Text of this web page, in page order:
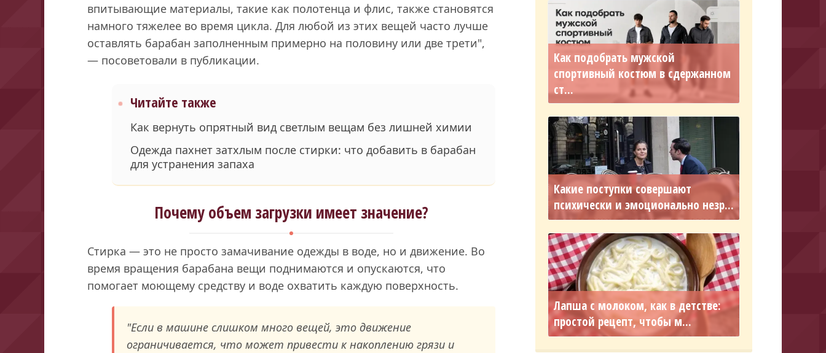
впитывающие материалы, такие как полотенца и флис, также становятся
намного тяжелее во время цикла. Для любой из этих вещей часто лучше
оставлять барабан заполненным примерно на половину или две трети",
— посоветовали в публикации.
Читайте также
Как вернуть опрятный вид светлым вещам без лишней химии
Одежда пахнет затхлым после стирки: что добавить в барабан
для устранения запаха
Почему объем загрузки имеет значение?
Стирка — это не просто замачивание одежды в воде, но и движение. Во
время вращения барабана вещи поднимаются и опускаются, что
помогает моющему средству и воде охватить каждую поверхность.
"Если в машине слишком много вещей, это движение
ограничивается, что может привести к накоплению грязи и
Как подобрать мужской
спортивный костюм в сдержанном
ст...
Какие поступки совершают
психически и эмоционально незр...
Лапша с молоком, как в детстве:
простой рецепт, чтобы м...